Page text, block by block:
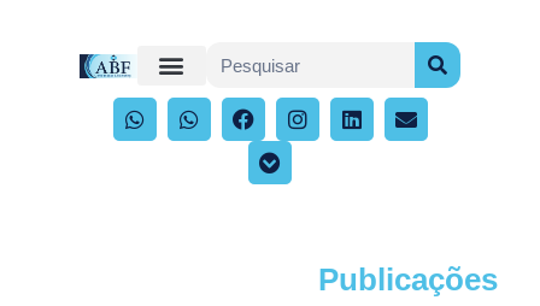
Publicações